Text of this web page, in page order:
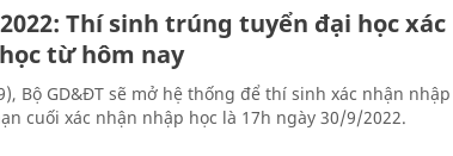
Thí sinh trúng tuyển đại học xác
từ hôm nay
Bộ GD&ĐT sẽ mở hệ thống để thí sinh xác nhận nhập
cuối xác nhận nhập học là 17h ngày 30/9/2022.